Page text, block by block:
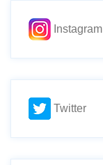
Instagram
Twitter